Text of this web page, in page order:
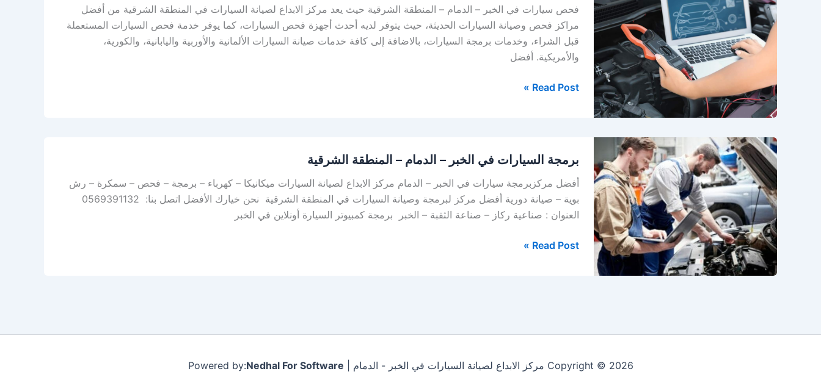
فحص سيارات في الخبر – الدمام – المنطقة الشرقية حيث يعد مركز الابداع لصيانة السيارات في المنطقة الشرقية من أفضل
مراكز فحص وصيانة السيارات الحديثة، حيث يتوفر لديه أحدث أجهزة فحص السيارات، كما يوفر خدمة فحص السيارات المستعملة
قبل الشراء، وخدمات برمجة السيارات، بالاضافة إلى كافة خدمات صيانة السيارات الألمانية والأوربية واليابانية، والكورية،
والأمريكية. أفضل
الخبر
الدمام
–
المنطقة
Read Post »
برمجة السيارات في الخبر – الدمام – المنطقة الشرقية
أفضل مركزبرمجة سيارات في الخبر – الدمام مركز الابداع لصيانة السيارات ميكانيكا – كهرباء – برمجة – فحص – سمكرة – رش
بوية – صيانة دورية أفضل مركز لبرمجة وصيانة السيارات في المنطقة الشرقية نحن خيارك الأفضل اتصل بنا: 0569391132
العنوان : صناعية ركاز – صناعة الثقبة – الخبر برمجة كمبيوتر السيارة أونلاين في الخبر
السيارات
في
–
الدمام
–
Read Post »
Copyright © 2026 مركز الابداع لصيانة السيارات في الخبر - الدمام | Powered by: Nedhal For Software